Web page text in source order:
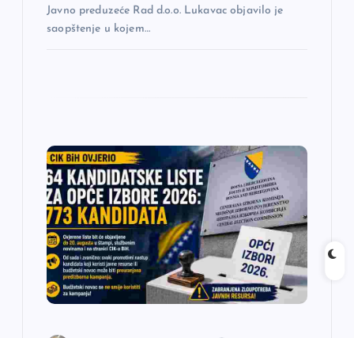
Javno preduzeće Rad d.o.o. Lukavac objavilo je
saopštenje u kojem…